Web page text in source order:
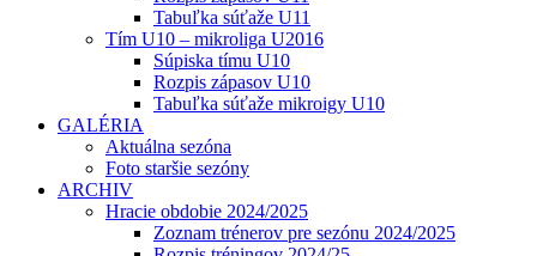
Tabuľka súťaže U11
Tím U10 – mikroliga U2016
Súpiska tímu U10
Rozpis zápasov U10
Tabuľka súťaže mikroigy U10
GALÉRIA
Aktuálna sezóna
Foto staršie sezóny
ARCHIV
Hracie obdobie 2024/2025
Zoznam trénerov pre sezónu 2024/2025